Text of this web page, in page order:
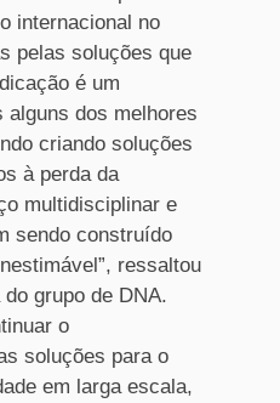
internacional no
pelas soluções que
é um
alguns dos melhores
criando soluções
à perda da
multidisciplinar e
sendo construído
ressaltou
grupo de DNA.
o
soluções para o
em larga escala,